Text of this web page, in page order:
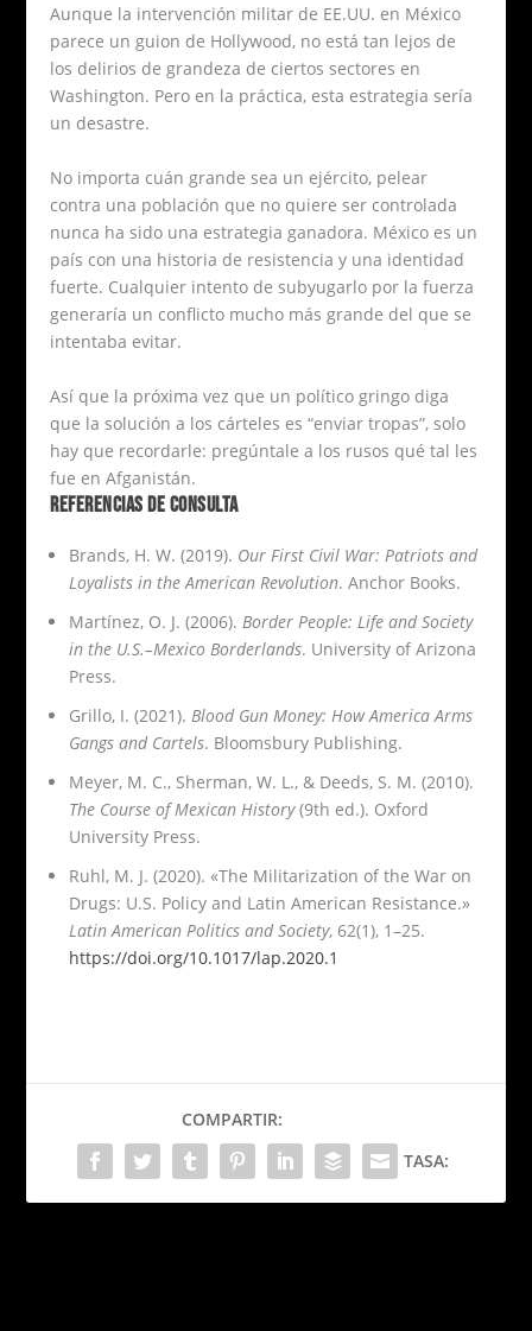
Aunque la intervención militar de EE.UU. en México
parece un guion de Hollywood, no está tan lejos de
los delirios de grandeza de ciertos sectores en
Washington. Pero en la práctica, esta estrategia sería
un desastre.
No importa cuán grande sea un ejército, pelear
contra una población que no quiere ser controlada
nunca ha sido una estrategia ganadora. México es un
país con una historia de resistencia y una identidad
fuerte. Cualquier intento de subyugarlo por la fuerza
generaría un conflicto mucho más grande del que se
intentaba evitar.
Así que la próxima vez que un político gringo diga
que la solución a los cárteles es “enviar tropas”, solo
hay que recordarle: pregúntale a los rusos qué tal les
fue en Afganistán.
REFERENCIAS DE CONSULTA
Brands, H. W. (2019). Our First Civil War: Patriots and
Loyalists in the American Revolution. Anchor Books.
Martínez, O. J. (2006).Border People: Life and Society
in the U.S.–Mexico Borderlands. University of Arizona
Press.
Grillo, I. (2021).Blood Gun Money: How America Arms
Gangs and Cartels. Bloomsbury Publishing.
Meyer, M. C., Sherman, W. L., & Deeds, S. M. (2010).
The Course of Mexican History(9th ed.). Oxford
University Press.
Ruhl, M. J. (2020). «The Militarization of the War on
Drugs: U.S. Policy and Latin American Resistance.»
Latin American Politics and Society, 62(1), 1–25.
https://doi.org/10.1017/lap.2020.1
COMPARTIR:
TASA: